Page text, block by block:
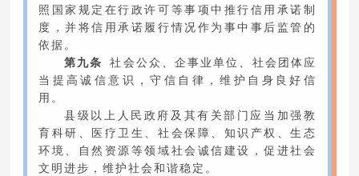
照国家规定在行政许可等事项中推行信用承诺制
度，并将信用承诺履行情况作为事中事后监管的
依据。
第九条
社会公众、企事业单位、社会团体应
当提高诚信意识，守信自律，维护自身良好信
用。
县级以上人民政府及其有关部门应当加强教
育科研、医疗卫生、社会保障、知识产权、生态
环境、自然资源等领域社会诚信建设，促进社会
文明进步，维护社会和谐稳定。